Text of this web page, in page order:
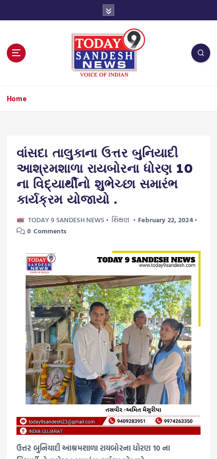
Home
વાંસદા તાલુકાના ઉત્તર બુનિયાદી
આશ્રમશાળા રાયબોરના ધોરણ 10
ના વિદ્યાર્થીનો શુભેચ્છા સમારંભ
કાર્યક્રમ યોજાયો .
TODAY 9 SANDESH NEWS શિક્ષણ
February 22, 2024
0 Comments
ઉત્તર બુનિયાદી આશ્રમશાળા રાયબોરના ધોરણ 10 ના